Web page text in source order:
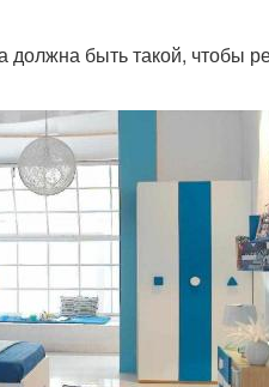
быть такой, чтобы